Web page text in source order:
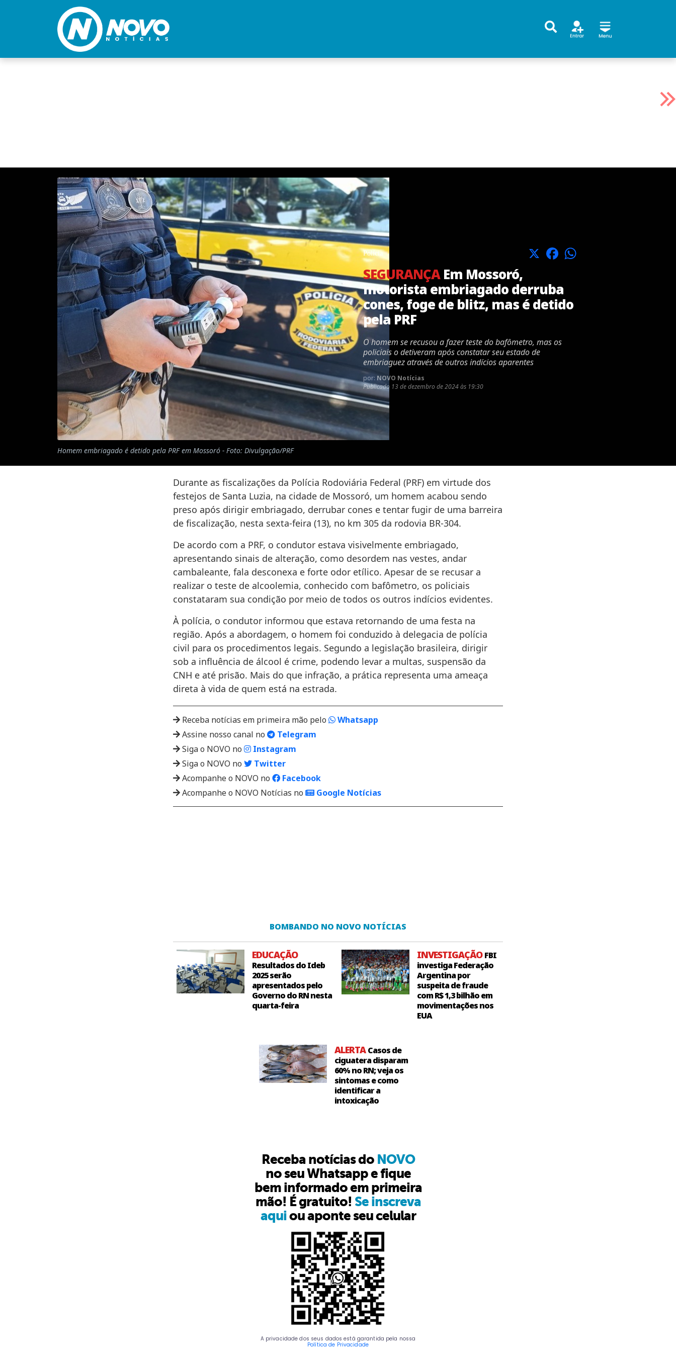
Homem embriagado é detido pela PRF em Mossoró - Foto: Divulgação/PRF
Polícia X Facebook
SEGURANÇAEm Mossoró,
motorista embriagado derruba
cones, foge de blitz, mas é detido
pela PRF
O homem se recusou a fazer teste do bafômetro, mas os
policiais o detiveram após constatar seu estado de
embriaguez através de outros indícios aparentes
por: NOVO Notícias
Publicado 13 de dezembro de 2024 às 19:30
Durante as fiscalizações da Polícia Rodoviária Federal (PRF) em virtude dos
festejos de Santa Luzia, na cidade de Mossoró, um homem acabou sendo
preso após dirigir embriagado, derrubar cones e tentar fugir de uma barreira
de fiscalização, nesta sexta-feira (13), no km 305 da rodovia BR-304.
De acordo com a PRF, o condutor estava visivelmente embriagado,
apresentando sinais de alteração, como desordem nas vestes, andar
cambaleante, fala desconexa e forte odor etílico. Apesar de se recusar a
realizar o teste de alcoolemia, conhecido com bafômetro, os policiais
constataram sua condição por meio de todos os outros indícios evidentes.
À polícia, o condutor informou que estava retornando de uma festa na
região. Após a abordagem, o homem foi conduzido à delegacia de polícia
civil para os procedimentos legais. Segundo a legislação brasileira, dirigir
sob a influência de álcool é crime, podendo levar a multas, suspensão da
CNH e até prisão. Mais do que infração, a prática representa uma ameaça
direta à vida de quem está na estrada.
Receba notícias em primeira mão pelo
Whatsapp
Assine nosso canal no
Telegram
Siga o NOVO no
Instagram
Siga o NOVO no
Twitter
Acompanhe o NOVO no
Facebook
Acompanhe o NOVO Notícias no
Google Notícias
BOMBANDO NO NOVO NOTÍCIAS
EDUCAÇÃO
Resultados do Ideb
2025 serão
apresentados pelo
Governo do RN nesta
quarta-feira
INVESTIGAÇÃOFBI
investiga Federação
Argentina por
suspeita de fraude
com R$ 1,3 bilhão em
movimentações nos
EUA
ALERTACasos de
ciguatera disparam
60% no RN; veja os
sintomas e como
identificar a
intoxicação
Receba notícias do NOVO
no seu Whatsapp e fique
bem informado em primeira
mão! É gratuito! Se inscreva
aquiou aponte seu celular
A privacidade dos seus dados está garantida pela nossa
Política de Privacidade